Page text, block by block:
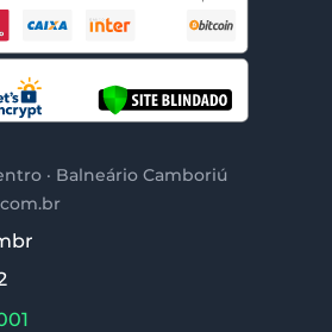
· Balneário Camboriú